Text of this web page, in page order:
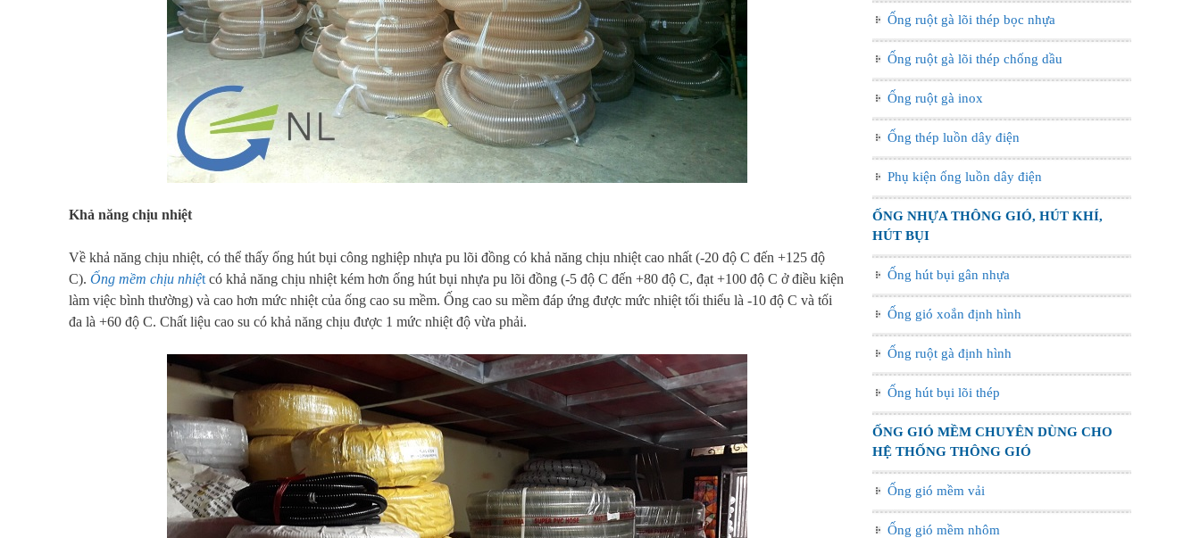
Khả năng chịu nhiệt
Về khả năng chịu nhiệt, có thể thấy ống hút bụi công nghiệp nhựa pu lõi đồng có khả năng chịu nhiệt cao nhất (-20 độ C đến +125 độ
C). Ống mềm chịu nhiệt có khả năng chịu nhiệt kém hơn ống hút bụi nhựa pu lõi đồng (-5 độ C đến +80 độ C, đạt +100 độ C ở điều kiện
làm việc bình thường) và cao hơn mức nhiệt của ống cao su mềm. Ống cao su mềm đáp ứng được mức nhiệt tối thiểu là -10 độ C và tối
đa là +60 độ C. Chất liệu cao su có khả năng chịu được 1 mức nhiệt độ vừa phải.
Ống ruột gà lõi thép bọc nhựa
Ống ruột gà lõi thép chống dầu
Ống ruột gà inox
Ống thép luồn dây điện
Phụ kiện ống luồn dây điện
ỐNG NHỰA THÔNG GIÓ, HÚT KHÍ,
HÚT BỤI
Ống hút bụi gân nhựa
Ống gió xoắn định hình
Ống ruột gà định hình
Ống hút bụi lõi thép
ỐNG GIÓ MỀM CHUYÊN DÙNG CHO
HỆ THỐNG THÔNG GIÓ
Ống gió mềm vải
Ống gió mềm nhôm